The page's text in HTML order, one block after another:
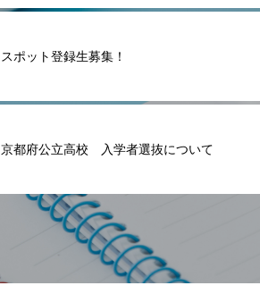
スポット登録生募集！
京都府公立高校 入学者選抜について